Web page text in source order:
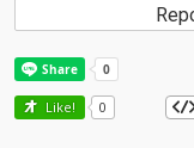
Like! 0